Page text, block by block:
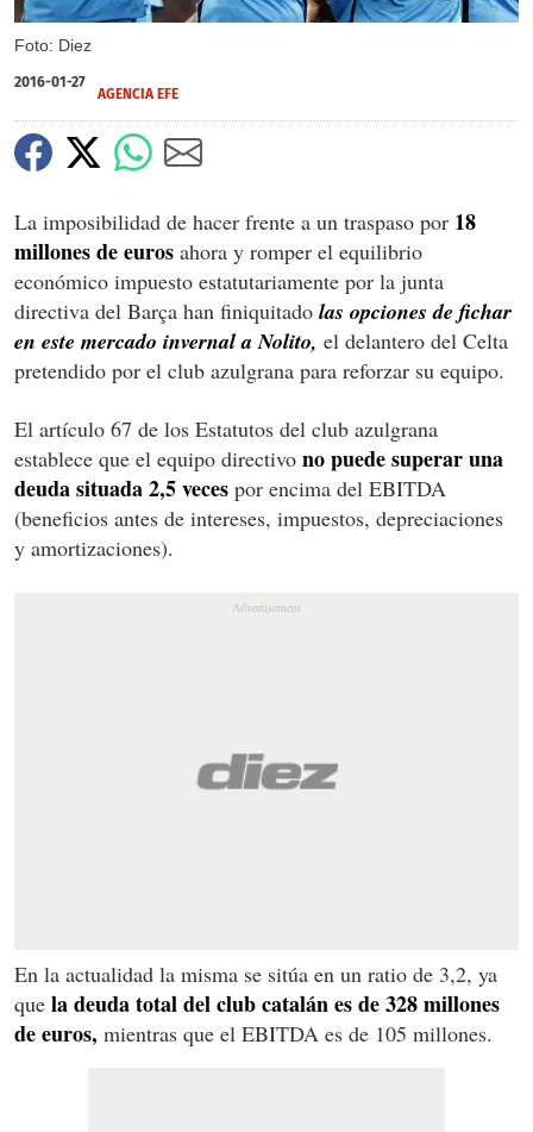
Foto: Diez
2016-01-27
AGENCIA EFE
La imposibilidad de hacer frente a un traspaso por 18
millones de euros ahora y romper el equilibrio
económico impuesto estatutariamente por la junta
directiva del Barça han finiquitado las opciones de fichar
en este mercado invernal a Nolito, el delantero del Celta
pretendido por el club azulgrana para reforzar su equipo.
El artículo 67 de los Estatutos del club azulgrana
establece que el equipo directivo no puede superar una
deuda situada 2,5 veces por encima del EBITDA
(beneficios antes de intereses, impuestos, depreciaciones
y amortizaciones).
En la actualidad la misma se sitúa en un ratio de 3,2, ya
que la deuda total del club catalán es de 328 millones
de euros, mientras que el EBITDA es de 105 millones.